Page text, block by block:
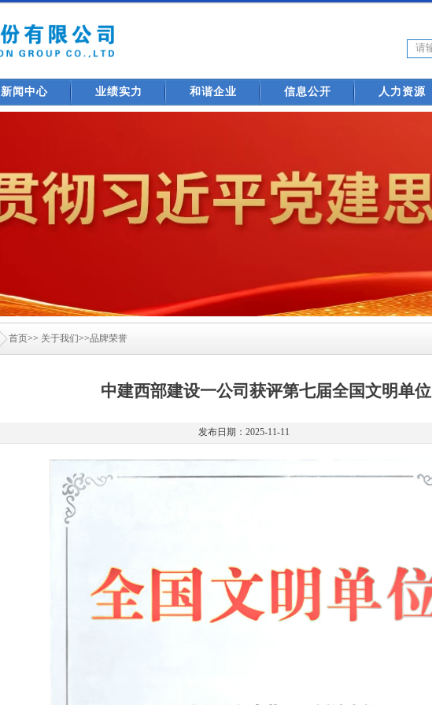
新闻中心 业绩实力 和谐企业 信息公开 人力资源
首页>> 关于我们>>品牌荣誉
中建西部建设一公司获评第七届全国文明单位
发布日期：2025-11-11